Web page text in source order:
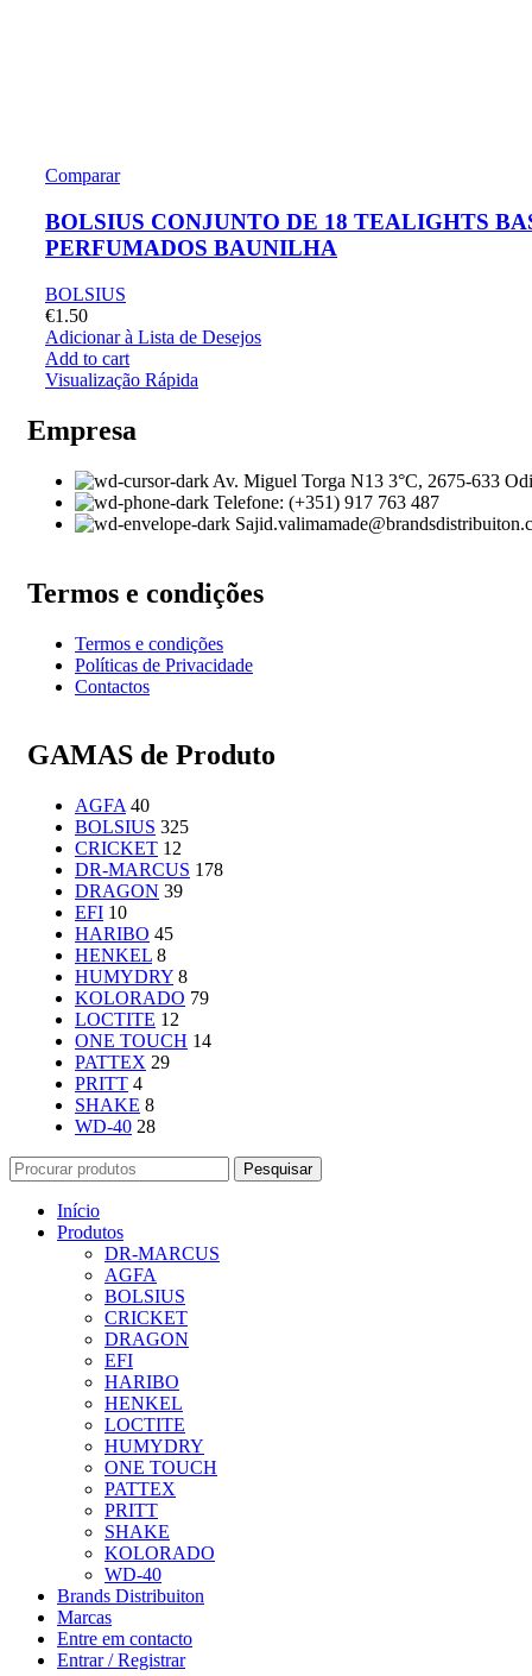
Comparar
BOLSIUS CONJUNTO DE 18 TEALIGHTS
PERFUMADOS BAUNILHA
BOLSIUS
€1.50
Adicionar à Lista de Desejos
Add to cart
Visualização Rápida
Empresa
Av. Miguel Torga N13 3°C, 2675-633
Telefone: (+351) 917 763 487
Termos e condições
Termos e condições
Políticas de Privacidade
Contactos
GAMAS de Produto
AGFA 40
BOLSIUS 325
CRICKET 12
DR-MARCUS 178
DRAGON 39
EFI 10
HARIBO 45
HENKEL 8
HUMYDRY 8
KOLORADO 79
LOCTITE 12
ONE TOUCH 14
PATTEX 29
PRITT 4
SHAKE 8
WD-40 28
Pesquisar
Início
Produtos
DR-MARCUS
AGFA
BOLSIUS
CRICKET
DRAGON
EFI
HARIBO
HENKEL
LOCTITE
HUMYDRY
ONE TOUCH
PATTEX
PRITT
SHAKE
KOLORADO
WD-40
Brands Distribuiton
Marcas
Entre em contacto
Entrar / Registrar